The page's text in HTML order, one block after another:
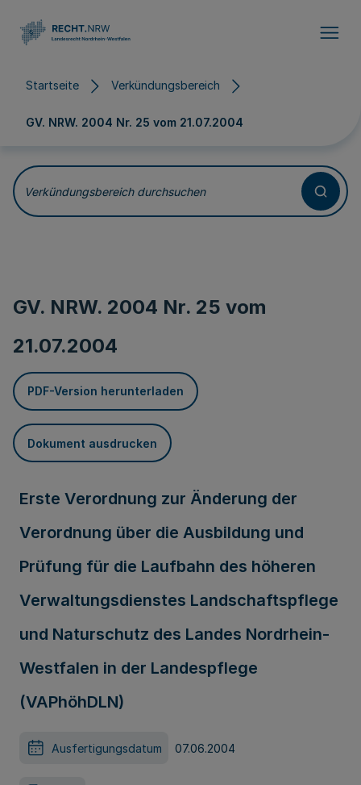
Startseite Verkündungsbereich
GV. NRW. 2004 Nr. 25 vom 21.07.2004
Verkündungsbereich durchsuchen
GV. NRW. 2004 Nr. 25 vom
21.07.2004
PDF-Version herunterladen
Dokument ausdrucken
Erste Verordnung zur Änderung der
Verordnung über die Ausbildung und
Prüfung für die Laufbahn des höheren
Verwaltungsdienstes Landschaftspflege
und Naturschutz des Landes Nordrhein-
Westfalen in der Landespflege
(VAPhöhDLN)
Ausfertigungsdatum 07.06.2004